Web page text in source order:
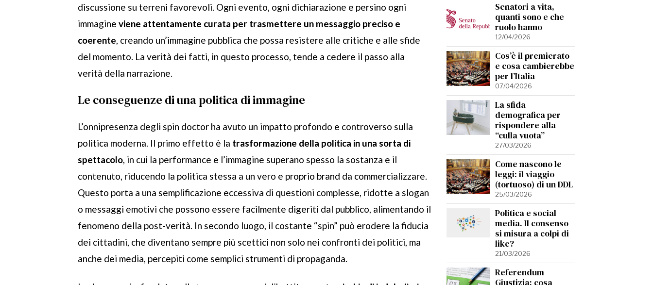
discussione su terreni favorevoli. Ogni evento, ogni dichiarazione e persino ogni
immagine viene attentamente curata per trasmettere un messaggio preciso e
coerente, creando un’immagine pubblica che possa resistere alle critiche e alle sfide
del momento. La verità dei fatti, in questo processo, tende a cedere il passo alla
verità della narrazione.
Le conseguenze di una politica di immagine
L’onnipresenza degli spin doctor ha avuto un impatto profondo e controverso sulla
politica moderna. Il primo effetto è la trasformazione della politica in una sorta di
spettacolo, in cui la performance e l’immagine superano spesso la sostanza e il
contenuto, riducendo la politica stessa a un vero e proprio brand da commercializzare.
Questo porta a una semplificazione eccessiva di questioni complesse, ridotte a slogan
o messaggi emotivi che possono essere facilmente digeriti dal pubblico, alimentando il
fenomeno della post-verità. In secondo luogo, il costante “spin” può erodere la fiducia
dei cittadini, che diventano sempre più scettici non solo nei confronti dei politici, ma
anche dei media, percepiti come semplici strumenti di propaganda.
Senatori a vita,
quanti sono e che
ruolo hanno
12/04/2026
Cos’è il premierato
e cosa cambierebbe
per l’Italia
07/04/2026
La sfida
demografica per
rispondere alla
“culla vuota”
27/03/2026
Come nascono le
leggi: il viaggio
(tortuoso) di un DDL
25/03/2026
Politica e social
media. Il consenso
si misura a colpi di
like?
21/03/2026
Referendum
Giustizia: cosa